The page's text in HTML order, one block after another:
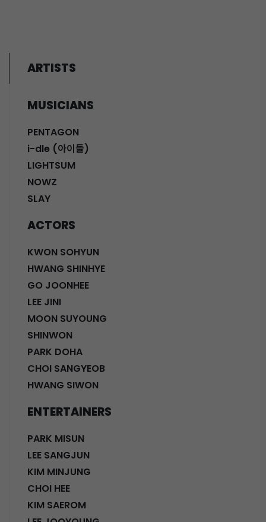
ARTISTS
MUSICIANS
PENTAGON
i-dle (아이들)
LIGHTSUM
NOWZ
SLAY
ACTORS
KWON SOHYUN
HWANG SHINHYE
GO JOONHEE
LEE JINI
MOON SUYOUNG
SHINWON
PARK DOHA
CHOI SANGYEOB
HWANG SIWON
ENTERTAINERS
PARK MISUN
LEE SANGJUN
KIM MINJUNG
CHOI HEE
KIM SAEROM